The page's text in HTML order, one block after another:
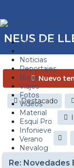
Estaciones
Foros
Noticias
Reportajes
Blogs
Viajes
Fotos
Videos
Material
Esquí Pro
Infonieve
Verano
Nevalog
NEUS DE
Nuevo
Destacado
Re: